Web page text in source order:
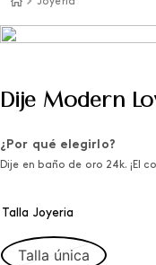
Dije Modern
¿Por qué elegirlo?
Dije en baño de oro 24k. ¡El
Talla Joyeria
Talla única